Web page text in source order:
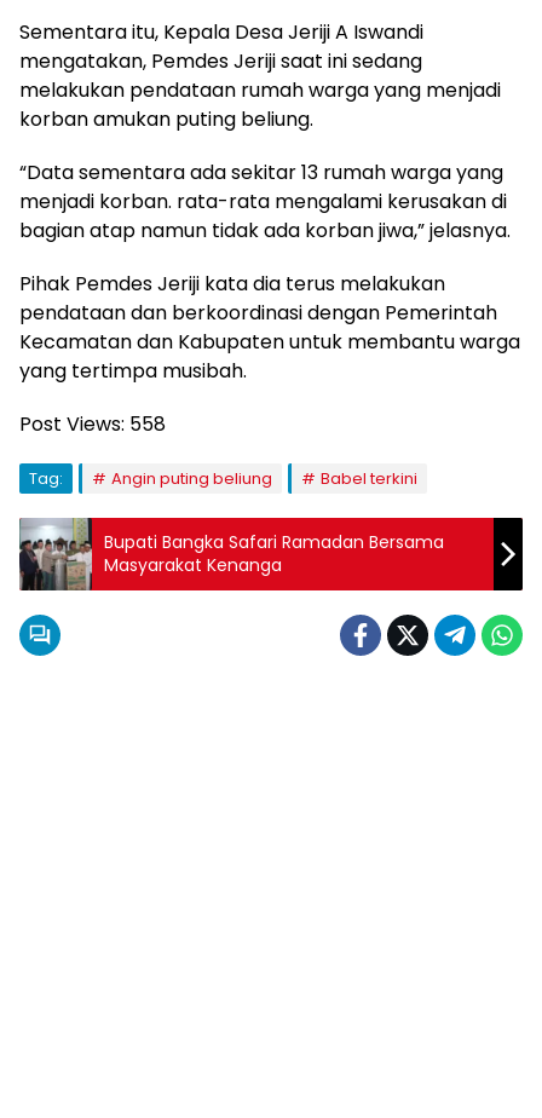
Sementara itu, Kepala Desa Jeriji A Iswandi
mengatakan, Pemdes Jeriji saat ini sedang
melakukan pendataan rumah warga yang menjadi
korban amukan puting beliung.
“Data sementara ada sekitar 13 rumah warga yang
menjadi korban. rata-rata mengalami kerusakan di
bagian atap namun tidak ada korban jiwa,” jelasnya.
Pihak Pemdes Jeriji kata dia terus melakukan
pendataan dan berkoordinasi dengan Pemerintah
Kecamatan dan Kabupaten untuk membantu warga
yang tertimpa musibah.
Post Views: 558
Tag: Angin puting beliung Babel terkini
Bupati Bangka Safari Ramadan Bersama
Masyarakat Kenanga